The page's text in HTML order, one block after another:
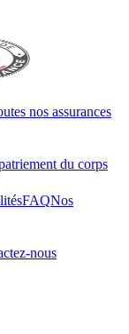
nos assurances
du corps
FAQNos
nous